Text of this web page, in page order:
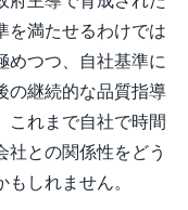
を満たせるわけでは
めつつ、自社基準に
の継続的な品質指導
これまで自社で時間
社との関係性をどう
しれません。